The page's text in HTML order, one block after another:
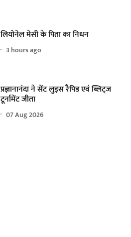
लियोनेल मेसी के पिता का निधन
3 hours ago
प्रज्ञानानंदा ने सेंट लुइस रैपिड एवं ब्लिट्ज
टूर्नामेंट जीता
07 Aug 2026